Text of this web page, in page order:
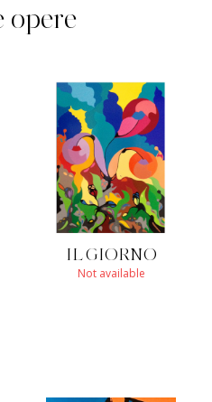
opere
IL GIORNO
Not available